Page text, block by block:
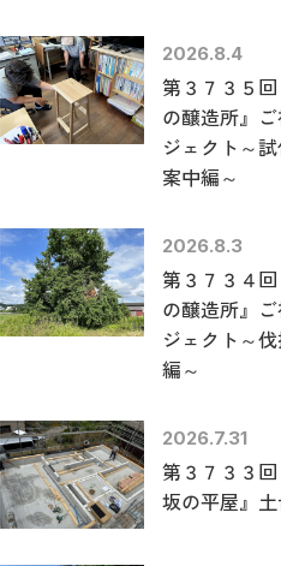
2026.8.4
第３７３５
の醸造所』
ジェクト～
案中編～
2026.8.3
第３７３４
の醸造所』
ジェクト～
編～
2026.7.31
第３７３３
坂の平屋』土